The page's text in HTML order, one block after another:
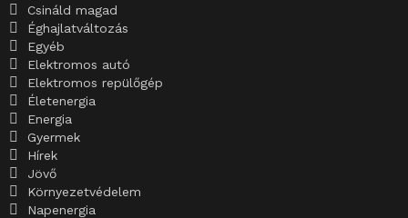
Csináld magad
Éghajlatváltozás
Egyéb
Elektromos autó
Elektromos repülőgép
Életenergia
Energia
Gyermek
Hírek
Jövő
Környezetvédelem
Napenergia